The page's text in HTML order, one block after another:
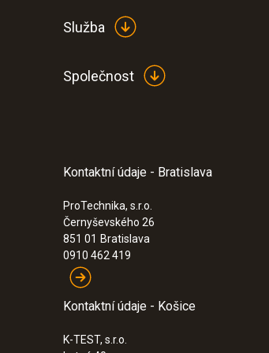
:0563 2770
515,00€
633,45€
Služba
Společnost
Kontaktní údaje - Bratislava
ProTechnika, s.r.o.
Černyševského 26
851 01 Bratislava
0910 462 419
Kontaktní údaje - Košice
K-TEST, s.r.o.